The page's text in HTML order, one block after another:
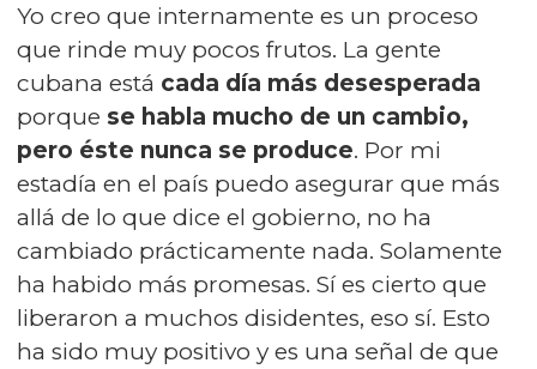
Yo creo que internamente es un proceso
que rinde muy pocos frutos. La gente
cubana está cada día más desesperada
porque se habla mucho de un cambio,
pero éste nunca se produce. Por mi
estadía en el país puedo asegurar que más
allá de lo que dice el gobierno, no ha
cambiado prácticamente nada. Solamente
ha habido más promesas. Sí es cierto que
liberaron a muchos disidentes, eso sí. Esto
ha sido muy positivo y es una señal de que